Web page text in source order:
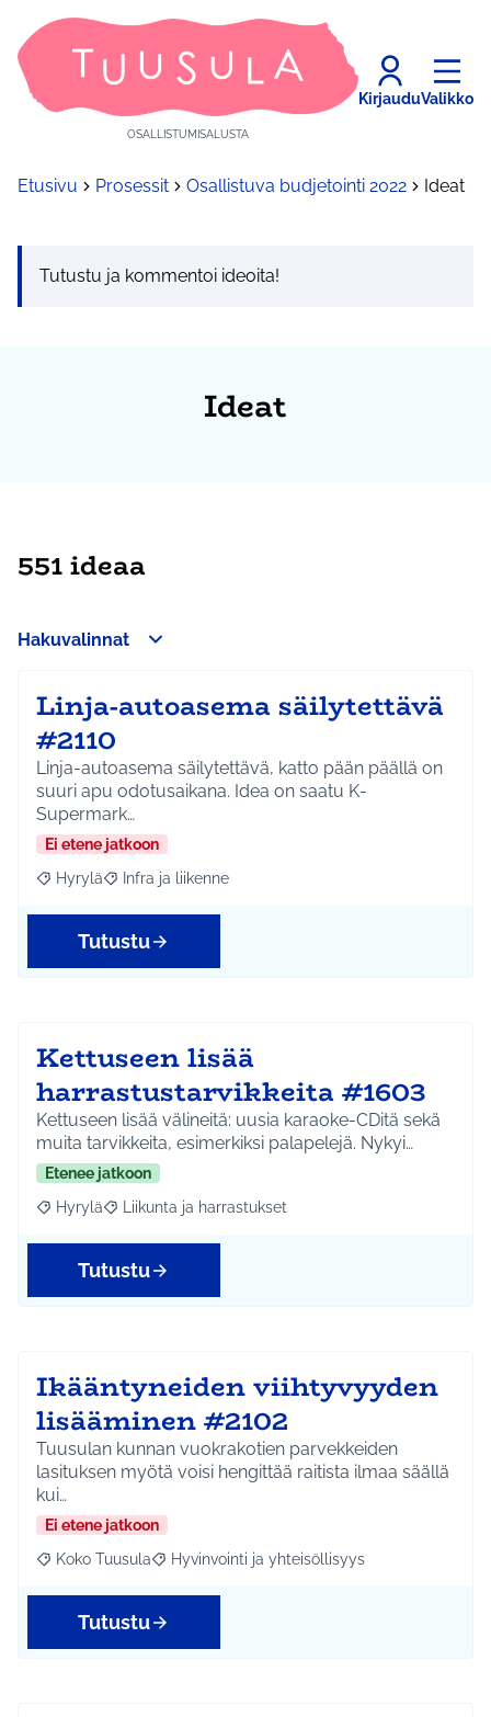
OSALLISTUMISALUSTA
KirjauduValikko
Etusivu Prosessit Osallistuva budjetointi 2022 Ideat
Tutustu ja kommentoi ideoita!
Ideat
551 ideaa
Hakuvalinnat
Linja-autoasema säilytettävä
#2110
Linja-autoasema säilytettävä, katto pään päällä on
suuri apu odotusaikana. Idea on saatu K-
Supermark…
Ei etene jatkoon
Rajaa tulokset aihepiirin mukaan: Hyrylä
Hyrylä Rajaa tulokset teeman mukaan: Infra ja liikenne
Infra ja liikenne
Tutustu
Kettuseen lisää
harrastustarvikkeita #1603
Kettuseen lisää välineitä: uusia karaoke-CDitä sekä
muita tarvikkeita, esimerkiksi palapelejä. Nykyi…
Etenee jatkoon
Rajaa tulokset aihepiirin mukaan: Hyrylä
Hyrylä Rajaa tulokset teeman mukaan: Liikunta ja
Liikunta ja harrastukset
Tutustu
Ikääntyneiden viihtyvyyden
lisääminen #2102
Tuusulan kunnan vuokrakotien parvekkeiden
lasituksen myötä voisi hengittää raitista ilmaa säällä
kui…
Ei etene jatkoon
Rajaa tulokset aihepiirin mukaan: Koko Tuusula
Koko Tuusula Rajaa tulokset teeman mukaan: Hyvinvointi ja
Hyvinvointi ja yhteisöllisyys
Tutustu